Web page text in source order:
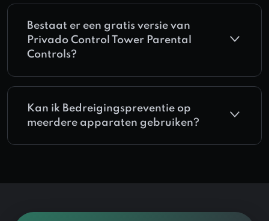
Bestaat er een gratis versie van
Privado Control Tower Parental
Controls?
Kan ik Bedreigingspreventie op
meerdere apparaten gebruiken?